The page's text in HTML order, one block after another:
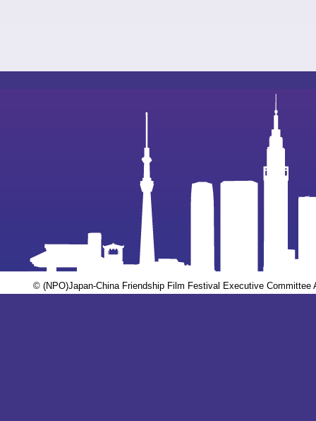
© (NPO)Japan-China Friendship Film Festival Executive Committee